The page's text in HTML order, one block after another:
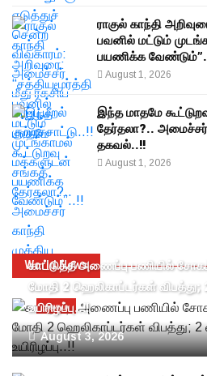
ராகுல் காந்தி
பவனில் மட்டும்
பயணிக்க
August 1, 2026
இந்த மாதமே
தேர்தலா?.. அமைச்சர்
தகவல்..!!
August 1, 2026
World News
உலகம்
காட்டுத்தீ அணைப்பு பணியில்
மோதி 2 ஹெலிகாப்டர்கள் விபத்து;
உயிரிழப்பு..!!
August 3, 2026